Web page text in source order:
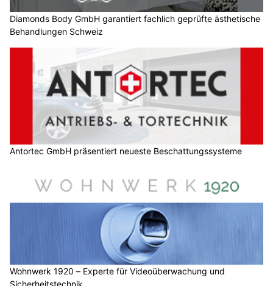
Diamonds Body GmbH garantiert fachlich geprüfte ästhetische
Behandlungen Schweiz
Antortec GmbH präsentiert neueste Beschattungssysteme
Wohnwerk 1920 – Experte für Videoüberwachung und
Sicherheitstechnik